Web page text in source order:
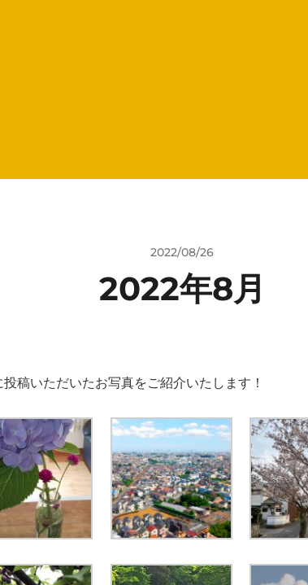
2022/08/26
2022年8月
投稿いただいたお写真をご紹介いたします！